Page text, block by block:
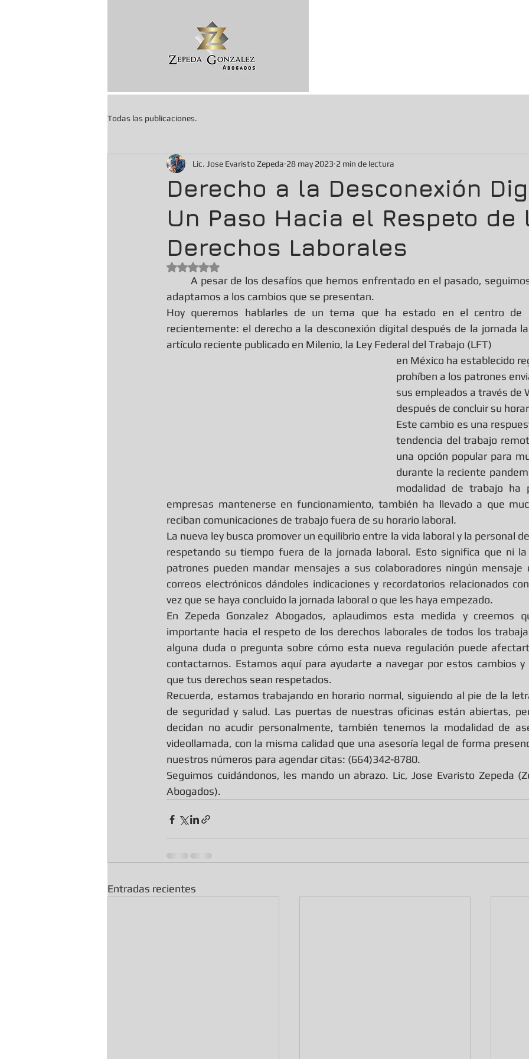
Todas las publicaciones.
Derecho a la Desconexión
Un Paso Hacia el Respeto de
Derechos Laborales
Lic. Jose Evaristo Zepeda 28 may 2023 2 min de lectura
Obtuvo NaN de 5 estrellas.
	A pesar de los desafíos que hemos enfrentado en el pasado, seguimos adelante y nos
adaptamos a los cambios que se presentan.
Hoy queremos hablarles de un tema que ha estado en el centro de
recientemente: el derecho a la desconexión digital después de la jornada
artículo reciente publicado en Milenio, la Ley Federal del Trabajo (LFT)
en México ha establecido
prohíben a los patrones
sus empleados a través de
después de concluir su
Este cambio es una
tendencia del trabajo
una opción popular para
durante la reciente
modalidad de trabajo ha
empresas mantenerse en funcionamiento, también ha llevado a que
reciban comunicaciones de trabajo fuera de su horario laboral.
La nueva ley busca promover un equilibrio entre la vida laboral y la personal
respetando su tiempo fuera de la jornada laboral. Esto significa que ni
patrones pueden mandar mensajes a sus colaboradores ningún mensaje
correos electrónicos dándoles indicaciones y recordatorios relacionados
vez que se haya concluido la jornada laboral o que les haya empezado.
En Zepeda Gonzalez Abogados, aplaudimos esta medida y creemos
importante hacia el respeto de los derechos laborales de todos los
alguna duda o pregunta sobre cómo esta nueva regulación puede
contactarnos. Estamos aquí para ayudarte a navegar por estos cambios y
que tus derechos sean respetados.
Recuerda, estamos trabajando en horario normal, siguiendo al pie de la
de seguridad y salud. Las puertas de nuestras oficinas están abiertas,
decidan no acudir personalmente, también tenemos la modalidad de
videollamada, con la misma calidad que una asesoría legal de forma
nuestros números para agendar citas: (664)342-8780.
Seguimos cuidándonos, les mando un abrazo. Lic, Jose Evaristo Zepeda
Abogados).
Entradas recientes